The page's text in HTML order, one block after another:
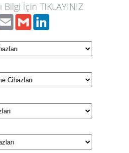
Bilgi İçin TIKLAYINIZ
EmailGmail